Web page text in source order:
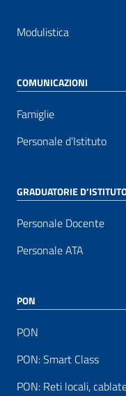
Modulistica
COMUNICAZIONI
Famiglie
Personale d’Istituto
GRADUATORIE
Personale Docente
Personale ATA
PON
PON
PON: Smart Class
PON: Reti locali,